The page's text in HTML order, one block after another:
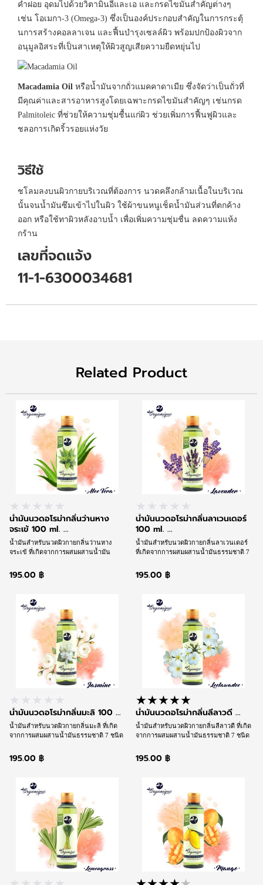
คำฝอย อุดมไปด้วยวิตามินอีและเอ และกรดไขมันสำคัญต่างๆ
เช่น โอเมกา-3 (Omega-3) ซึ่งเป็นองค์ประกอบสำคัญในการกระตุ้
นการสร้างคอลลาเจน และฟื้นบำรุงเซลล์ผิว พร้อมปกป้องผิวจาก
อนุมูลอิสระที่เป็นสาเหตุให้ผิวสูญเสียความยืดหยุ่นไป
Macadamia Oil หรือน้ำมันจากถั่วแมคคาดาเมีย ซึ่งจัดว่าเป็นถั่วที่
มีคุณค่าและสารอาหารสูงโดยเฉพาะกรดไขมันสำคัญๆ เช่นกรด
Palmitoleic ที่ช่วยให้ความชุ่มชื้นแก่ผิว ช่วยเพิ่มการฟื้นฟูผิวและ
ชลอการเกิดริ้วรอยแห่งวัย
วิธีใช้
ชโลมลงบนผิวกายบริเวณที่ต้องการ นวดคลึงกล้ามเนื้อในบริเวณ
นั้นจนน้ำมันซึมเข้าไปในผิว ใช้ผ้าขนหนูเช็ดน้ำมันส่วนที่ตกค้าง
ออก หรือใช้ทาผิวหลังอาบน้ำ เพื่อเพิ่มความชุ่มชื่น ลดความแห้ง
กร้าน
เลขที่จดแจ้ง
11-1-6300034681
Related Product
น้ำมันนวดอโรม่ากลิ่นว่านหาง
จระเข้ 100 ml. ...
น้ำมันสำหรับนวดผิวกายกลิ่นว่านหาง
จระเข้ ที่เกิดจากการผสมผสานน้ำมัน
กลิ่นหอม จนได้เนื้อน้ำมันสูตรเฉพาะชนิด
พิเศษที่ช่วยให้การนวดลื่นไหล นุ่มนวล แต่
กลิ่นหอมตามวิถีสุคนธบำบัดในเวลา
เดียวกัน
195.00 ฿
น้ำมันนวดอโรม่ากลิ่นลาเวนเดอร์
100 ml. ...
น้ำมันสำหรับนวดผิวกายกลิ่นลาเวนเดอร์
ที่เกิดจากการผสมผสานน้ำมันธรรมชาติ 7
เนื้อน้ำมันสูตรเฉพาะชนิดพิเศษที่ช่วย
ให้การนวดลื่นไหล นุ่มนวล แต่ซึมซาบเร็ว
ตามวิถีสุคนธบำบัดในเวลาเดียวกัน
195.00 ฿
น้ำมันนวดอโรม่ากลิ่นมะลิ 100 ...
น้ำมันสำหรับนวดผิวกายกลิ่นมะลิ ที่เกิด
จากการผสมผสานน้ำมันธรรมชาติ 7 ชนิด
น้ำมันสูตรเฉพาะชนิดพิเศษที่ช่วยให้การ
นวดลื่นไหล นุ่มนวล แต่ซึมซาบเร็วพร้อม
สุคนธบำบัดในเวลาเดียวกัน
195.00 ฿
น้ำมันนวดอโรม่ากลิ่นลีลาวดี ...
น้ำมันสำหรับนวดผิวกายกลิ่นลีลาวดี ที่เกิด
จากการผสมผสานน้ำมันธรรมชาติ 7 ชนิด
น้ำมันสูตรเฉพาะชนิดพิเศษที่ช่วยให้การ
นวดลื่นไหล นุ่มนวล แต่ซึมซาบเร็วพร้อม
สุคนธบำบัดในเวลาเดียวกัน
195.00 ฿